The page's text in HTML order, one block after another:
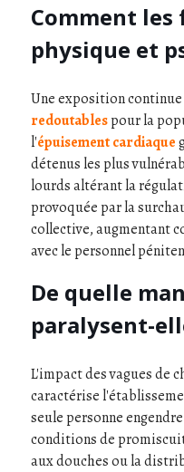
Comment
physique et
Une exposition
redoutablespour la
l'épuisement cardiaque
détenus les plus
lourds altérant la
provoquée par la
collective, augmentant
avec le personnel
De quelle
paralysent-
L'impact des vagues de
caractérise
seule personne
conditions de
aux douches ou la